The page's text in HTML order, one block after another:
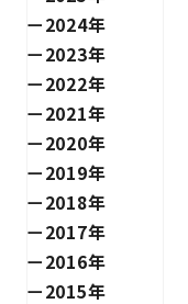
2024年
2023年
2022年
2021年
2020年
2019年
2018年
2017年
2016年
2015年